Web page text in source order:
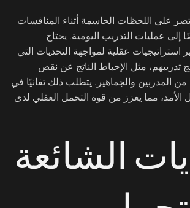
على اللحظات الحاسمة أثناء المنافسات
عمليات التدريب اليومية. يحتاج
استراتيجيات عقلية لمواجهة التحديات التي
تدريبهم، مثل الإحباط الناتج عن نقص
المدربين والجماهير. يتطلب ذلك تفانيًا في
الأمد، مما يعزز من قوة التحمل العقلي لدى
الشائعة